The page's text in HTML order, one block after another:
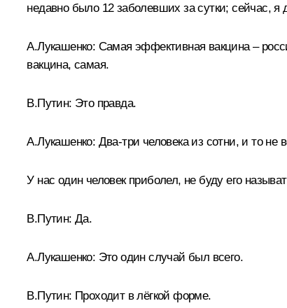
недавно было 12 заболевших за сутки; сейчас,
А.Лукашенко: Самая эффективная вакцина –
вакцина, самая.
В.Путин: Это правда.
А.Лукашенко: Два-три человека из сотни, и то не
У нас один человек приболел, не буду его
В.Путин: Да.
А.Лукашенко: Это один случай был всего.
В.Путин: Проходит в лёгкой форме.